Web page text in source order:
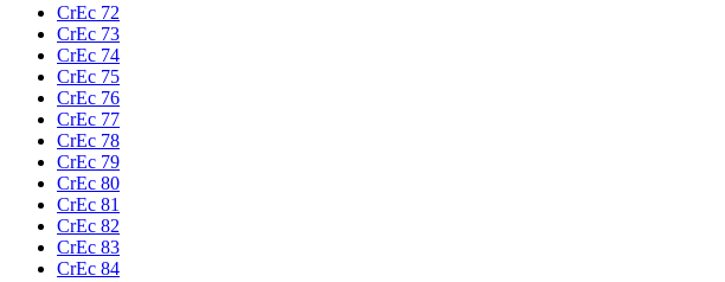
CrEc 72
CrEc 73
CrEc 74
CrEc 75
CrEc 76
CrEc 77
CrEc 78
CrEc 79
CrEc 80
CrEc 81
CrEc 82
CrEc 83
CrEc 84